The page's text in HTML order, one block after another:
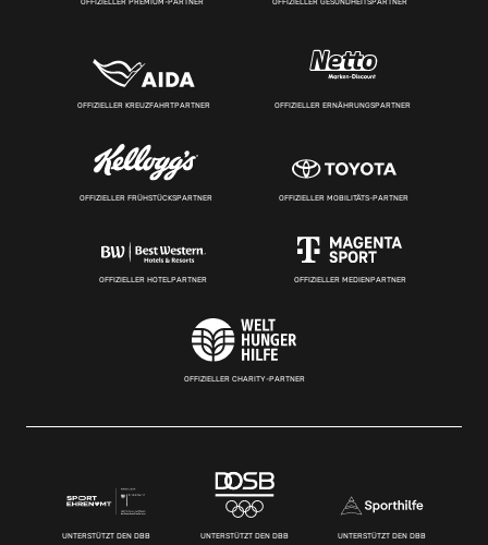
OFFIZIELLER KREUZFAHRTPARTNER OFFIZIELLER ERNÄHRUNGSPARTNER
OFFIZIELLER FRÜHSTÜCKSPARTNER OFFIZIELLER MOBILITÄTS-PARTNER
OFFIZIELLER HOTELPARTNER OFFIZIELLER MEDIENPARTNER
OFFIZIELLER CHARITY-PARTNER
UNTERSTÜTZT DEN DBB UNTERSTÜTZT DEN DBB UNTERSTÜTZT DEN DBB